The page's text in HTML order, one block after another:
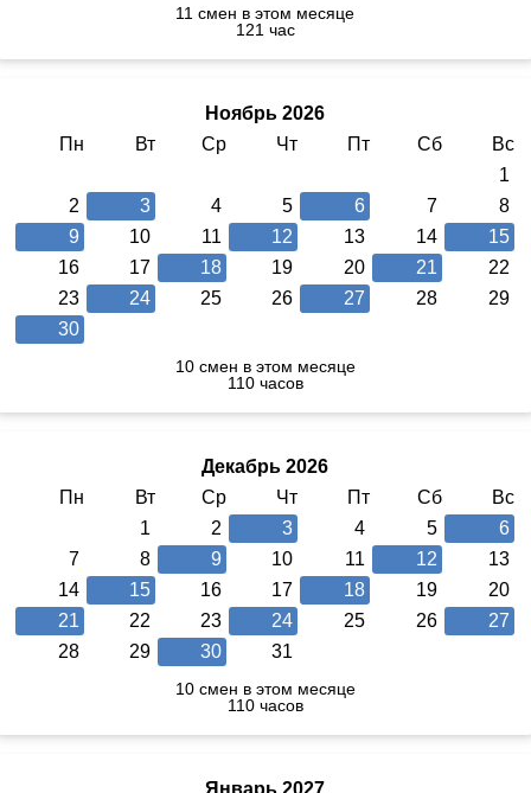
11 смен в этом месяце
121 час
Ноябрь 2026
Пн
Вт Ср Чт Пт Сб
Вс
1
2
3 4 5 6 7
8
9
10 11 12 13 14
15
16
17 18 19 20 21
22
23
24 25 26 27 28
29
30
10 смен в этом месяце
110 часов
Декабрь 2026
Пн
Вт Ср Чт Пт Сб
Вс
1
2 3 4 5
6
7
8 9 10 11 12
13
14
15 16 17 18 19
20
21
22 23 24 25 26
27
28
29 30 31
10 смен в этом месяце
110 часов